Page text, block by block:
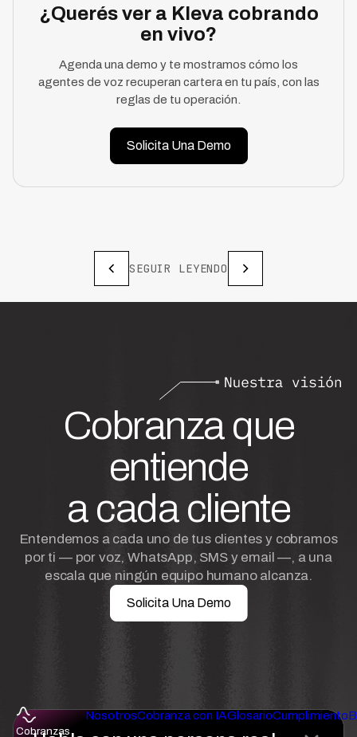
¿Querés ver a Kleva cobrando
en vivo?
Agenda una demo y te mostramos cómo los
agentes de voz recuperan cartera en tu país, con las
reglas de tu operación.
Solicita Una Demo
SEGUIR LEYENDO
Cobranza que
entiende
a cada cliente
Entendemos a cada uno de tus clientes y cobramos
por ti — por voz, WhatsApp, SMS y email —, a una
escala que ningún equipo humano alcanza.
Solicita Una Demo
Cobranzas
NosotrosCobranza con IAGlosarioCumplimiento